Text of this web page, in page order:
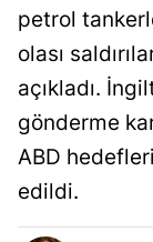
petrol
olası
açıkladı.
gönderme
ABD
edildi.